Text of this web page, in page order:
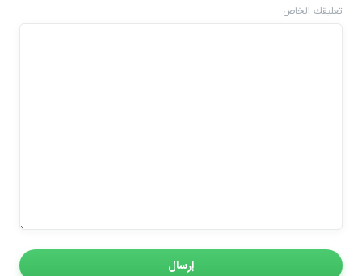
تعليقك الخاص
إرسال